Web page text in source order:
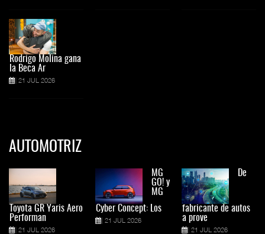
Rodrigo Molina gana
la Beca Ar
21 JUL 2026
AUTOMOTRIZ
Toyota GR Yaris Aero
Performan
21 JUL 2026
MG
GO! y
MG
Cyber Concept: Los
21 JUL 2026
De
fabricante de autos
a prove
21 JUL 2026